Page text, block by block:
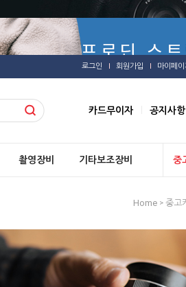
로그인 회원가입 마이페이
카드무이자 공지사항
촬영장비 기타보조장비 중
Home > 중고